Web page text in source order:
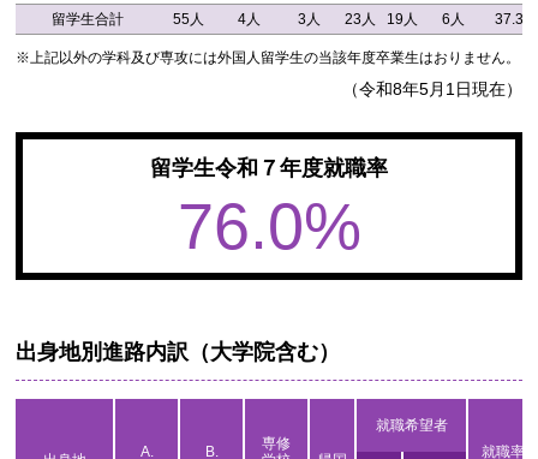
留学生合計
55人 4人 3人 23人 19人 6人 37.3%
※上記以外の学科及び専攻には外国人留学生の当該年度卒業生はおりません。
（令和8年5月1日現在）
留学生令和７年度就職率
76.0%
出身地別進路内訳（大学院含む）
A. B.
専修
就職希望者
就職率